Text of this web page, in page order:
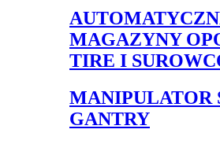
MAGAZYNY
TIRE I
MANIPULATOR
GANTRY